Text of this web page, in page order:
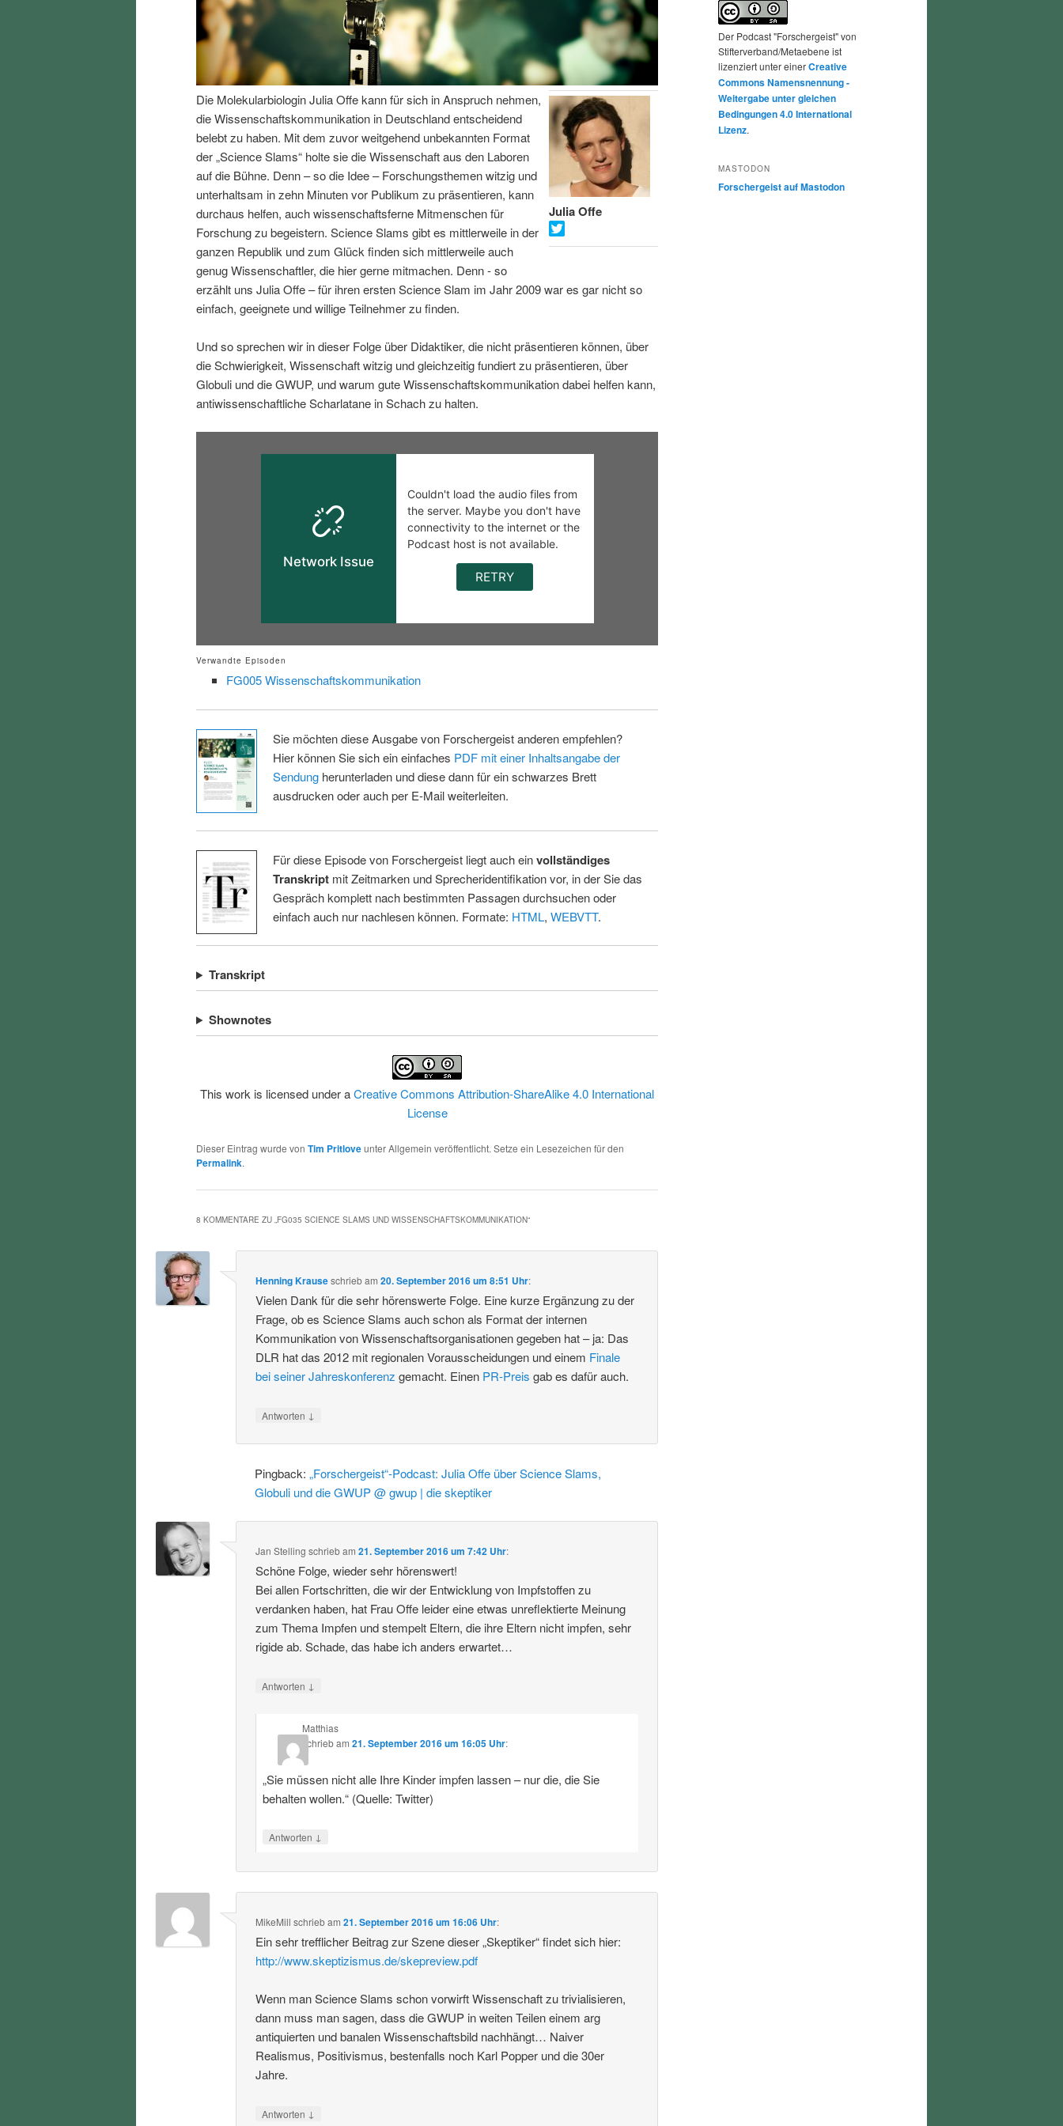
I
h
a
l
t
s
p
i
n
e
I
n
h
a
l
t
p
r
Julia Offe
Die Molekularbiologin Julia Offe kann für sich in Anspruch nehmen,
die Wissenschaftskommunikation in Deutschland entscheidend
belebt zu haben. Mit dem zuvor weitgehend unbekannten Format
der „Science Slams“ holte sie die Wissenschaft aus den Laboren
auf die Bühne. Denn – so die Idee – Forschungsthemen witzig und
unterhaltsam in zehn Minuten vor Publikum zu präsentieren, kann
durchaus helfen, auch wissenschaftsferne Mitmenschen für
Forschung zu begeistern. Science Slams gibt es mittlerweile in der
ganzen Republik und zum Glück finden sich mittlerweile auch
genug Wissenschaftler, die hier gerne mitmachen. Denn - so
erzählt uns Julia Offe – für ihren ersten Science Slam im Jahr 2009 war es gar nicht so
einfach, geeignete und willige Teilnehmer zu finden.
Und so sprechen wir in dieser Folge über Didaktiker, die nicht präsentieren können, über
die Schwierigkeit, Wissenschaft witzig und gleichzeitig fundiert zu präsentieren, über
Globuli und die GWUP, und warum gute Wissenschaftskommunikation dabei helfen kann,
antiwissenschaftliche Scharlatane in Schach zu halten.
Verwandte Episoden
FG005 Wissenschaftskommunikation
Sie möchten diese Ausgabe von Forschergeist anderen empfehlen?
Hier können Sie sich ein einfaches PDF mit einer Inhaltsangabe der
Sendungherunterladen und diese dann für ein schwarzes Brett
ausdrucken oder auch per E-Mail weiterleiten.
Für diese Episode von Forschergeist liegt auch einvollständiges
Transkriptmit Zeitmarken und Sprecheridentifikation vor, in der Sie das
Gespräch komplett nach bestimmten Passagen durchsuchen oder
einfach auch nur nachlesen können. Formate: HTML, WEBVTT.
Transkript
Shownotes
This work is licensed under aCreative Commons Attribution-ShareAlike 4.0 International
License
Dieser Eintrag wurde von Tim Pritloveunter Allgemein veröffentlicht. Setze ein Lesezeichen für den
Permalink.
8 KOMMENTARE ZU „FG035 SCIENCE SLAMS UND WISSENSCHAFTSKOMMUNIKATION“
Henning Krauseschriebam20. September 2016 um 8:51 Uhr:
Vielen Dank für die sehr hörenswerte Folge. Eine kurze Ergänzung zu der
Frage, ob es Science Slams auch schon als Format der internen
Kommunikation von Wissenschaftsorganisationen gegeben hat – ja: Das
DLR hat das 2012 mit regionalen Vorausscheidungen und einem Finale
bei seiner Jahreskonferenz gemacht. Einen PR-Preis gab es dafür auch.
Antworten ↓
Pingback:„Forschergeist“-Podcast: Julia Offe über Science Slams,
Globuli und die GWUP @ gwup | die skeptiker
Jan Stelling schriebam21. September 2016 um 7:42 Uhr:
Schöne Folge, wieder sehr hörenswert!
Bei allen Fortschritten, die wir der Entwicklung von Impfstoffen zu
verdanken haben, hat Frau Offe leider eine etwas unreflektierte Meinung
zum Thema Impfen und stempelt Eltern, die ihre Eltern nicht impfen, sehr
rigide ab. Schade, das habe ich anders erwartet…
Antworten ↓
Matthias
schriebam 21. September 2016 um 16:05 Uhr:
„Sie müssen nicht alle Ihre Kinder impfen lassen – nur die, die Sie
behalten wollen.“ (Quelle: Twitter)
Antworten ↓
MikeMill schriebam21. September 2016 um 16:06 Uhr:
Ein sehr trefflicher Beitrag zur Szene dieser „Skeptiker“ findet sich hier:
http://www.skeptizismus.de/skepreview.pdf
Wenn man Science Slams schon vorwirft Wissenschaft zu trivialisieren,
dann muss man sagen, dass die GWUP in weiten Teilen einem arg
antiquierten und banalen Wissenschaftsbild nachhängt… Naiver
Realismus, Positivismus, bestenfalls noch Karl Popper und die 30er
Jahre.
Antworten ↓
Der Podcast "Forschergeist" von
Stifterverband/Metaebene ist
lizenziert unter einerCreative
Commons Namensnennung -
Weitergabe unter gleichen
Bedingungen 4.0 International
Lizenz.
MASTODON
Forschergeist auf Mastodon